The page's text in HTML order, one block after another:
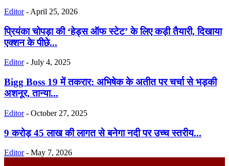
Editor - April 25, 2026
प्रियंका चोपड़ा की ‘हेड्स ऑफ स्टेट’ के लिए कड़ी तैयारी, दिखाया
एक्शन के पीछे...
Editor - July 4, 2025
Bigg Boss 19 में तकरार: अभिषेक के अतीत पर चर्चा से भड़की
अशनूर, तान्या...
Editor - October 27, 2025
9 करोड़ 45 लाख की लागत से बनेगा नदी पर उच्च स्तरीय...
Editor - May 7, 2026